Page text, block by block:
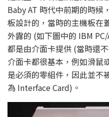
Baby AT 時代中前期的時候
板設計的，當時的主機板在
外露的 (如下圖中的 IBM
都是由介面卡提供 (當時還
介面卡都很基本，例如滑鼠
是必須的零組件，因此並不
為 Interface Card)。